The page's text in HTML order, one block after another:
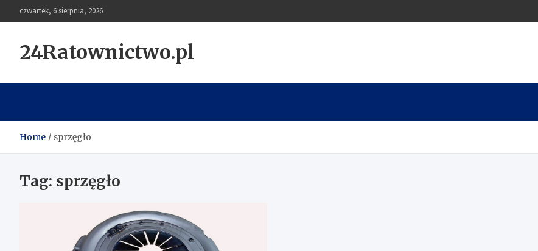
to
czwartek, 6 sierpnia, 2026
24Ratownictwo.pl
Home sprzęgło
Tag: sprzęgło